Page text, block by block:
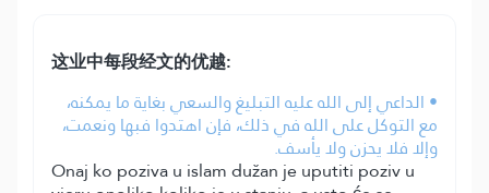
这业中每段经文的优越:
• الداعي إلى الله عليه التبليغ والسعي بغاية ما يمكنه،
مع التوكل على الله في ذلك، فإن اهتدوا فبها ونعمت،
وإلا فلا يحزن ولا يأسف.
Onaj ko poziva u islam dužan je uputiti poziv u